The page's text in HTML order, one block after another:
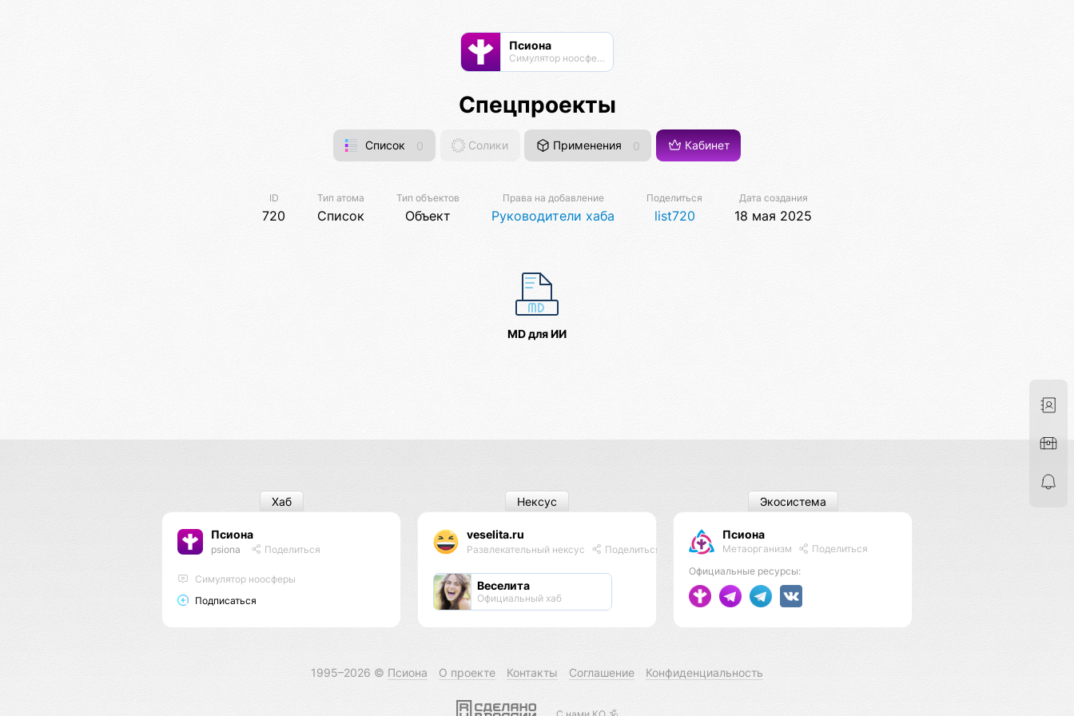
Псиона
Cимулятор ноосферы
Спецпроекты
Список 0 Солики Применения 0 Кабинет
ID
720
Тип атома
Список
Тип объектов
Объект
Права на добавление
Руководители хаба
Поделиться
list720
Дата создания
18 мая 2025
MD для ИИ
Псиона
psiona Поделиться
Cимулятор ноосферы
Подписаться
Хаб
veselita.ru
Развлекательный нексус Поделиться
Веселита
Официальный хаб
Нексус
Псиона
Метаорганизм
Поделиться
Официальные ресурсы:
Экосистема
1995–2026 © Псиона О проекте Контакты Соглашение Конфиденциальность